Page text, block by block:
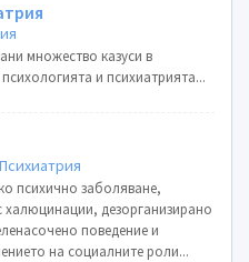
множество казуси в
и психиатрията...
Психиатрия
психично заболяване,
халюцинации, дезорганизирано
поведение и
на социалните роли...